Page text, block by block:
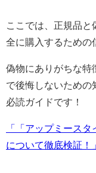
ここでは、正規品
全に購入するための
偽物にありがちな特
で後悔しないための
必読ガイドです！
「「アップミース
について徹底検証！